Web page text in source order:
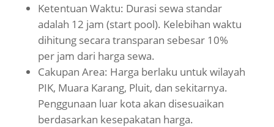
Ketentuan Waktu: Durasi sewa standar
adalah 12 jam (start pool). Kelebihan waktu
dihitung secara transparan sebesar 10%
per jam dari harga sewa.
Cakupan Area: Harga berlaku untuk wilayah
PIK, Muara Karang, Pluit, dan sekitarnya.
Penggunaan luar kota akan disesuaikan
berdasarkan kesepakatan harga.